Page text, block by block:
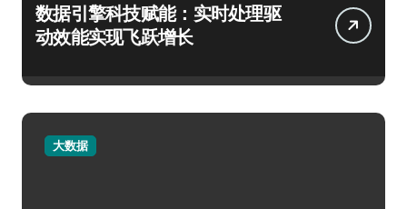
数据引擎科技赋能：实时处理驱
动效能实现飞跃增长
大数据